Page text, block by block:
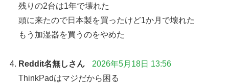
残りの2台は1年で壊れた
頭に来たので日本製を買ったけど1か月で壊れた
もう加湿器を買うのをやめた
Reddit名無しさん
2026年5月18日 13:56
ThinkPadはマジだから困る